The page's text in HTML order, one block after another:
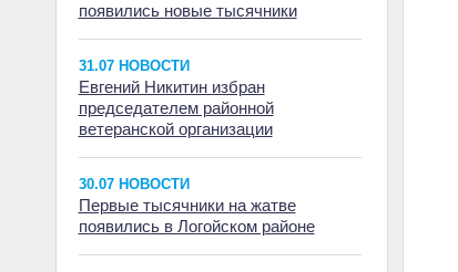
появились новые тысячники
31.07 НОВОСТИ
Евгений Никитин избран
председателем районной
ветеранской организации
30.07 НОВОСТИ
Первые тысячники на жатве
появились в Логойском районе